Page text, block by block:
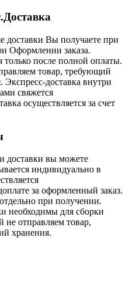
Вы получаете при
Оформлении заказа.
только после полной оплаты.
товар, требующий
доставка внутри
свяжется
осуществляется за счет
доставки вы можете
индивидуально в
за оформленный заказ.
при получении.
необходимы для сборки
не отправляем товар,
хранения.